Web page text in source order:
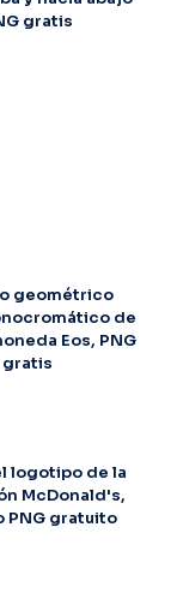
gratis
geométrico
de
Eos, PNG
gratis
logotipo de la
McDonald's,
PNG gratuito